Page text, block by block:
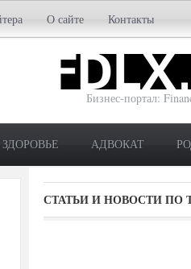
О сайте Контакты
Бизнес-портал:
ЗДОРОВЬЕ АДВОКАТ
СТАТЬИ И НОВОСТИ ПО